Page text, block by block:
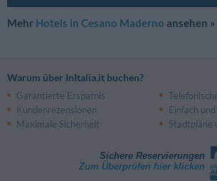
Mehr Hotels in Cesano Maderno ansehen »
Warum über InItalia.it buchen?
Garantierte Ersparnis
Kundenrezensionen
Einfach
Maximale Sicherheit
Stadtpläne
Sichere Reservierungen
Zum Überprüfen hier klicken